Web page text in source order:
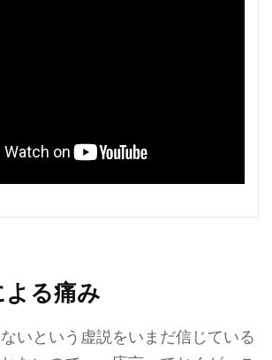
よる痛み
いという虚説をいまだ信じている